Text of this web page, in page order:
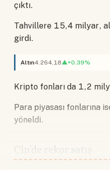
çıktı.
Tahvillere 15,4 milyar,
girdi.
Altın4.264,18▲+0.39%
Kripto fonları da 1,2
Para piyasası fonlarına
yöneldi.
Çin'de rekor satış